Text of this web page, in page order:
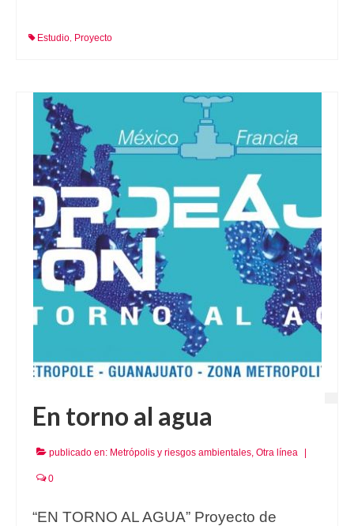
Estudio Proyecto
En torno al agua
publicado en: Metrópolis y riesgos ambientales, Otra línea
0
“EN TORNO AL AGUA” Proyecto de